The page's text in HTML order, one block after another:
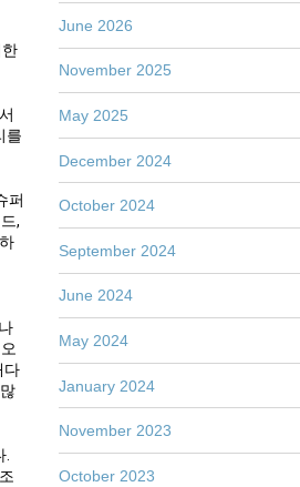
를
퍼
,
다
.
June 2026
November 2025
May 2025
December 2024
October 2024
September 2024
June 2024
May 2024
January 2024
November 2023
October 2023